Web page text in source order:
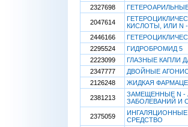
2327698
2047614
КИСЛОТЫ, ИЛИ N
2446166
2295524
ГИДРОБРОМИД 5
2223099
ГЛАЗНЫЕ КАПЛИ
2347777
ДВОЙНЫЕ
2126248
ЖИДКАЯ
2381213
ЗАМЕЩЕННЫЕ N -
ЗАБОЛЕВАНИЙ И
2375059
ИНГАЛЯЦИОННЫЕ
СРЕДСТВО